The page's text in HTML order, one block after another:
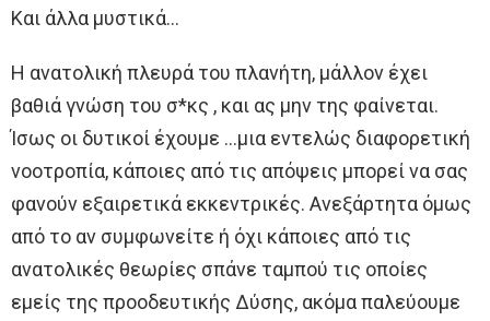
Και άλλα μυστικά…
Η ανατολική πλευρά του πλανήτη, μάλλον έχει
βαθιά γνώση του σ*κς , και ας μην της φαίνεται.
Ίσως οι δυτικοί έχουμε …μια εντελώς διαφορετική
νοοτροπία, κάποιες από τις απόψεις μπορεί να σας
φανούν εξαιρετικά εκκεντρικές. Ανεξάρτητα όμως
από το αν συμφωνείτε ή όχι κάποιες από τις
ανατολικές θεωρίες σπάνε ταμπού τις οποίες
εμείς της προοδευτικής Δύσης, ακόμα παλεύουμε